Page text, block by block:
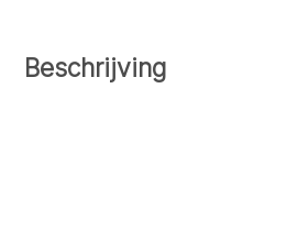
Beschrijving